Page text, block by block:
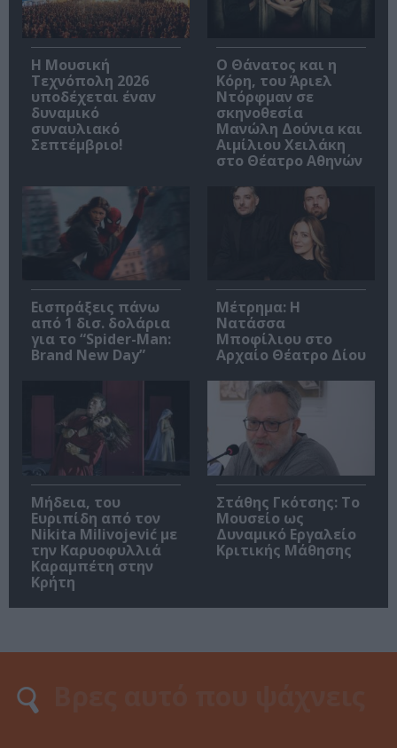
Η Μουσική
Τεχνόπολη 2026
υποδέχεται έναν
δυναμικό
συναυλιακό
Σεπτέμβριο!
Ο Θάνατος και η
Κόρη, του Άριελ
Ντόρφμαν σε
σκηνοθεσία
Μανώλη Δούνια και
Αιμίλιου Χειλάκη
στο Θέατρο Αθηνών
Εισπράξεις πάνω
από 1 δισ. δολάρια
για το “Spider-Man:
Brand New Day”
Μέτρημα: Η
Νατάσσα
Μποφίλιου στο
Αρχαίο Θέατρο Δίου
Μήδεια, του
Ευριπίδη από τον
Nikita Milivojević με
την Καρυοφυλλιά
Καραμπέτη στην
Κρήτη
Στάθης Γκότσης: Το
Μουσείο ως
Δυναμικό Εργαλείο
Κριτικής Μάθησης